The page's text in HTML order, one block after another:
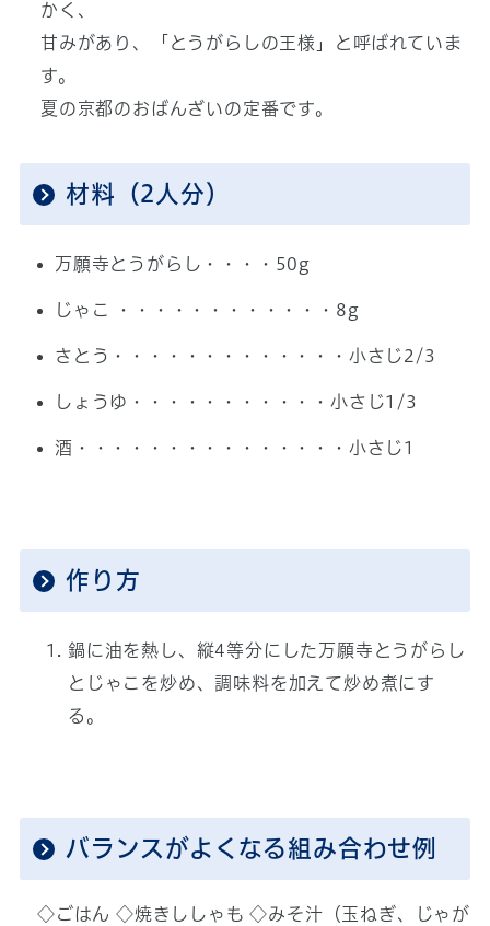
かく、
甘みがあり、「とうがらしの王様」と呼ばれていま
す。
夏の京都のおばんざいの定番です。
材料（2人分）
万願寺とうがらし・・・・50g
じゃこ ・・・・・・・・・・・・8g
さとう・・・・・・・・・・・・・小さじ2/3
しょうゆ・・・・・・・・・・・小さじ1/3
酒・・・・・・・・・・・・・・・小さじ1
作り方
鍋に油を熱し、縦4等分にした万願寺とうがらし
とじゃこを炒め、調味料を加えて炒め煮にす
る。
バランスがよくなる組み合わせ例
◇ごはん ◇焼きししゃも ◇みそ汁（玉ねぎ、じゃが